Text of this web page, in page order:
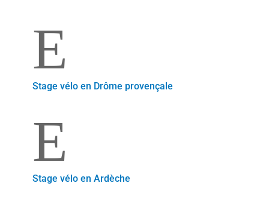
E
Stage vélo en Drôme provençale
E
Stage vélo en Ardèche